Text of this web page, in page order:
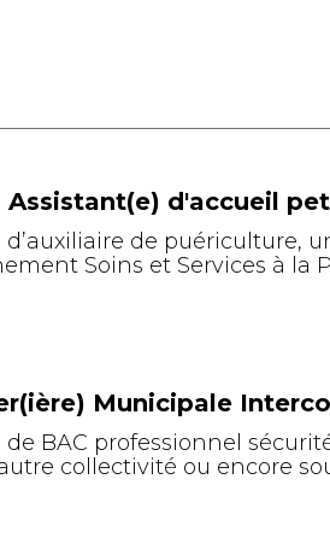
d'accueil
de puériculture,
Soins et Services à
Municipale
BAC professionnel
collectivité ou encore